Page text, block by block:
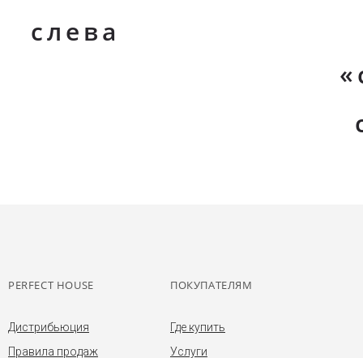
слева
PERFECT HOUSE
Дистрибьюция
Правила продаж
ПОКУПАТЕЛЯМ
Где купить
Услуги